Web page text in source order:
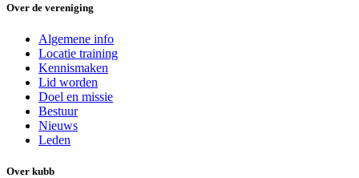
Over de vereniging
Algemene info
Locatie training
Kennismaken
Lid worden
Doel en missie
Bestuur
Nieuws
Leden
Over kubb